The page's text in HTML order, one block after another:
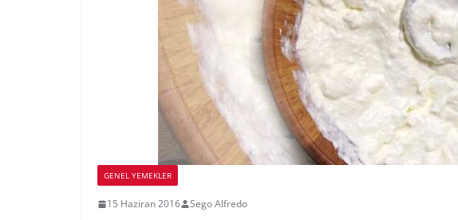
GENEL YEMEKLER
15 Haziran 2016 Sego Alfredo